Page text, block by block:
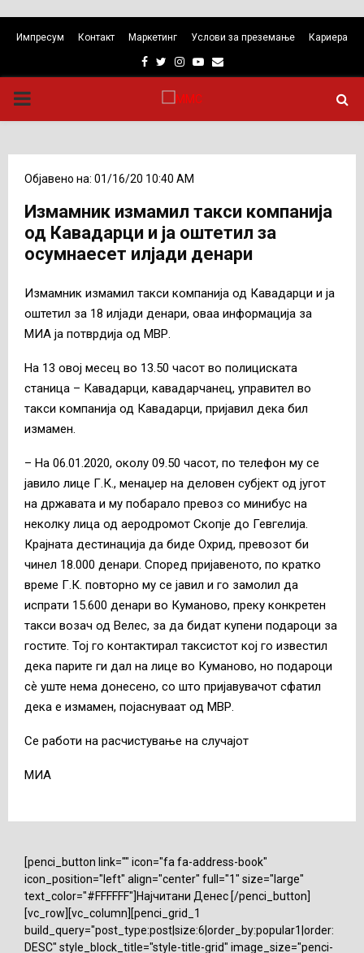
Импресум Контакт Маркетинг Услови за преземање Кариера
Facebook
TwitterInstagram
Youtube
Email
PRIMARY
Објавено на: 01/16/20 10:40 AM
Измамник измамил такси компанија
од Кавадарци и ја оштетил за
осумнаесет илјади денари
Измамник измамил такси компанија од Кавадарци и ја
оштетил за 18 илјади денари, оваа информација за
МИА ја потврдија од МВР.
На 13 овој месец во 13.50 часот во полициската
станица – Кавадарци, кавадарчанец, управител во
такси компанија од Кавадарци, пријавил дека бил
измамен.
– На 06.01.2020, околу 09.50 часот, по телефон му се
јавило лице Г.К., менаџер на деловен субјект од југот
на државата и му побарало превоз со минибус на
неколку лица од аеродромот Скопје до Гевгелија.
Крајната дестинација да биде Охрид, превозот би
чинел 18.000 денари. Според пријавеното, по кратко
време Г.К. повторно му се јавил и го замолил да
испрати 15.600 денари во Куманово, преку конкретен
такси возач од Велес, за да бидат купени подароци за
гостите. Тој го контактирал таксистот кој го известил
дека парите ги дал на лице во Куманово, но подароци
сѐ уште нема донесено, со што пријавувачот сфатил
дека е измамен, појаснуваат од МВР.
Се работи на расчистување на случајот
МИА
[penci_button link="" icon="fa fa-address-book"
icon_position="left" align="center" full="1" size="large"
text_color="#FFFFFF"]Најчитани Денес [/penci_button]
[vc_row][vc_column][penci_grid_1
build_query="post_type:post|size:6|order_by:popular1|order:
DESC" style_block_title="style-title-grid" image_size="penci-